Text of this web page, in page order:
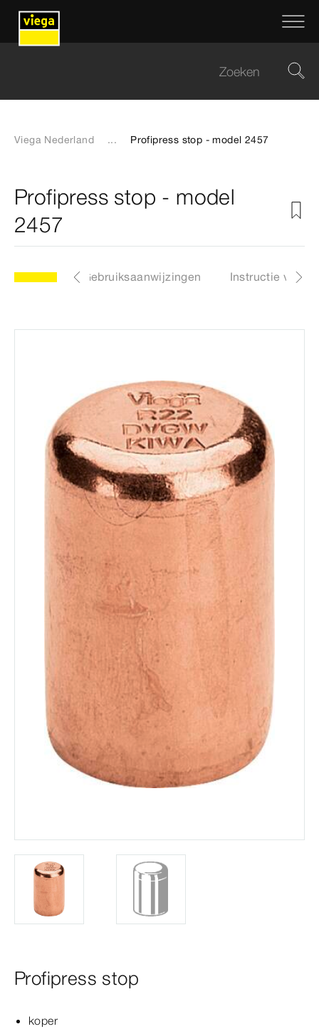
Viega Nederland ... Profipress stop - model 2457
Profipress stop - model
2457
Gebruiksaanwijzingen Instructie
Profipress stop
koper